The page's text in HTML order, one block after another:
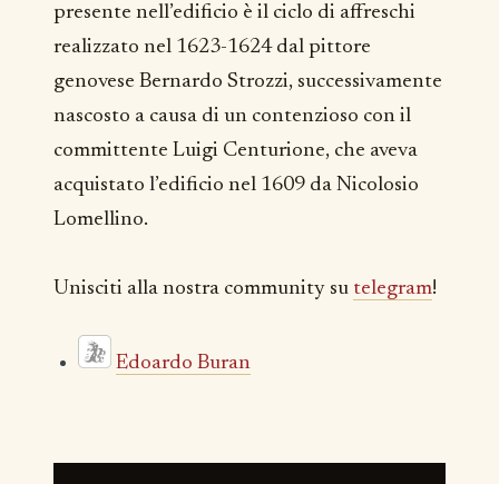
presente nell’edificio è il ciclo di affreschi
realizzato nel 1623-1624 dal pittore
genovese Bernardo Strozzi, successivamente
nascosto a causa di un contenzioso con il
committente Luigi Centurione, che aveva
acquistato l’edificio nel 1609 da Nicolosio
Lomellino.
Unisciti alla nostra community su telegram!
Edoardo Buran